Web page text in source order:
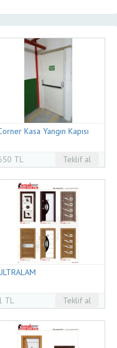
Kasa Yangın Kapısı
TL Teklif al
TL Teklif al